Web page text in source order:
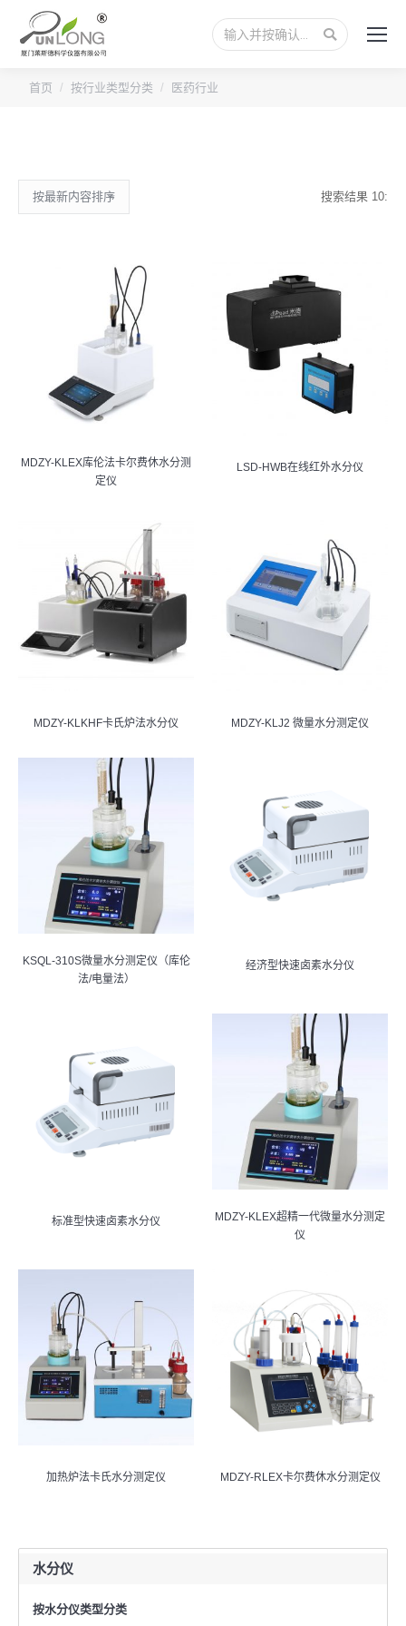
搜
索：
首页 按行业类型分类 医药行业
搜索结果 10:
MDZY-KLEX库伦法卡尔费休水分测
定仪
LSD-HWB在线红外水分仪
MDZY-KLKHF卡氏炉法水分仪 MDZY-KLJ2 微量水分测定仪
KSQL-310S微量水分测定仪（库伦
法/电量法）
经济型快速卤素水分仪
标准型快速卤素水分仪
MDZY-KLEX超精一代微量水分测定
仪
加热炉法卡氏水分测定仪 MDZY-RLEX卡尔费休水分测定仪
水分仪
按水分仪类型分类